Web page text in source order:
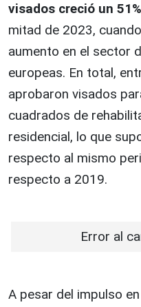
visados creció un 51%
mitad de 2023,
aumento en el sector
europeas. En total,
aprobaron visados
cuadrados de
residencial, lo que
respecto al mismo
respecto a 2019.
Error al
A pesar del impulso